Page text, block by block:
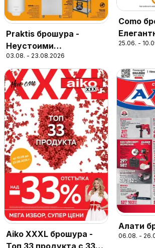
Praktis брошура -
Неустоими
предложения
03.08. - 23.08.2026
Como
25.06. -
Aiko XXXL брошура -
Топ 33 продукта с 33%
Алати
06.08. -